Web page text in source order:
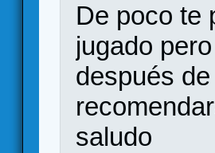
De poco te
jugado
después
saludo